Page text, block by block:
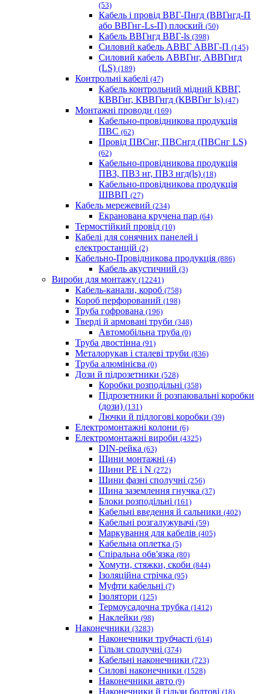
(53)
Кабель і провід ВВГ-Пнгд (ВВГнгд-П
або ВВГнг-Ls-П) плоский (50)
Кабель ВВГнгд ВВГ-ls (398)
Силовий кабель АВВГ АВВГ-П (145)
Силовий кабель АВВГнг, АВВГнгд
(LS) (189)
Контрольні кабелі (47)
Кабель контрольний мідний КВВГ,
КВВГнг, КВВГнгд (КВВГнг ls) (47)
Монтажні проводи (169)
Кабельно-провідникова продукція
ПВС (62)
Провід ПВСнг, ПВСнгд (ПВСнг LS)
(62)
Кабельно-провідникова продукція
ПВ3, ПВ3 нг, ПВ3 нгд(ls) (18)
Кабельно-провідникова продукція
ШВВП (27)
Кабель мережевий (234)
Екранована кручена пар (64)
Термостійкий провід (10)
Кабелі для сонячних панелей і
електростанцій (2)
Кабельно-Провідникова продукція (886)
Кабель акустичний (3)
Вироби для монтажу (12241)
Кабель-канали, короб (758)
Короб перфорований (198)
Труба гофрована (196)
Тверді й армовані труби (348)
Автомобільна труба (0)
Труба двостінна (91)
Металорукав і сталеві труби (836)
Труба алюмінієва (0)
Дози й підрозетники (528)
Коробки розподільні (358)
Підрозетники й розпаювальні коробки
(дози) (131)
Лючки й підлогові коробки (39)
Електромонтажні колони (6)
Електромонтажні вироби (4325)
DIN-рейка (63)
Шини монтажні (4)
Шини PE і N (272)
Шини фазні сполучні (256)
Шина заземлення гнучка (37)
Блоки розподільні (161)
Кабельні введення й сальники (402)
Кабельні розгалужувачі (59)
Маркування для кабелів (405)
Кабельна оплетка (5)
Спіральна обв'язка (80)
Хомути, стяжки, скоби (844)
Ізоляційна стрічка (95)
Муфти кабельні (7)
Ізолятори (125)
Термоусадочна трубка (1412)
Наклейки (98)
Наконечники (3283)
Наконечники трубчасті (614)
Гільзи сполучні (374)
Кабельні наконечники (723)
Силові наконечники (1528)
Наконечники авто (9)
Наконечники й гільзи болтові (18)